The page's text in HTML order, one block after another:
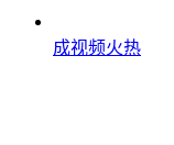
成视频火热